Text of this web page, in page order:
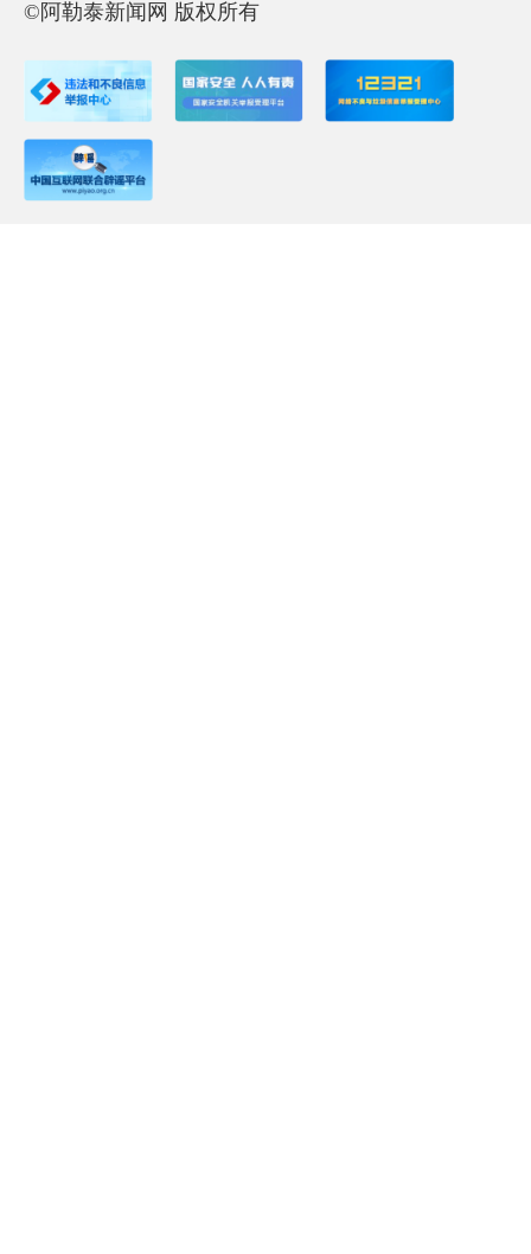
©阿勒泰新闻网 版权所有